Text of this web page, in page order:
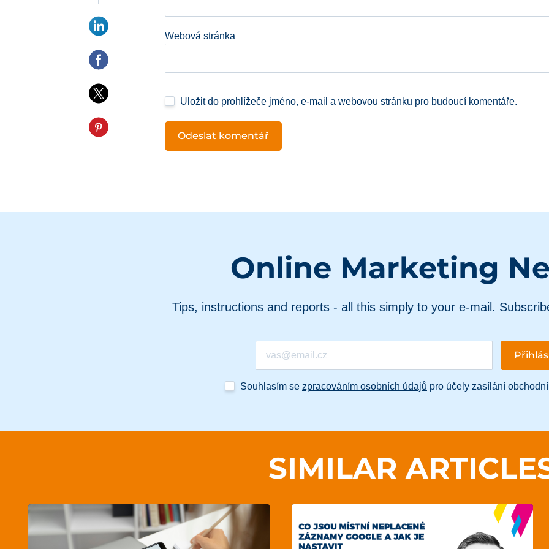
Webová stránka
Uložit do prohlížeče jméno, e-mail a webovou stránku pro budoucí komentáře.
Online Marketing
Tips, instructions and reports - all this simply to your e-mail.
Souhlasím se zpracováním osobních údajů pro účely zasílání
SIMILAR